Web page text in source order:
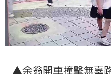
▲余翁開車撞擊無辜